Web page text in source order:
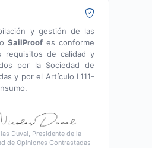
y gestión de las
SailProof es conforme
requisitos de calidad y
por la Sociedad de
y por el Artículo L111-
Duval, Presidente de la
de Opiniones Contrastadas